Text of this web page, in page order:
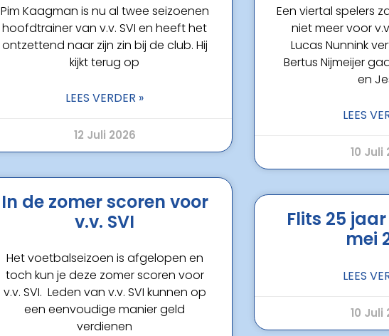
Pim Kaagman is nu al twee seizoenen
hoofdtrainer van v.v. SVI en heeft het
ontzettend naar zijn zin bij de club. Hij
kijkt terug op
LEES VERDER »
12 Juli 2026
Een viertal spelers
niet meer voor
Lucas Nunnink
Bertus Nijmeijer
en
LEES
10 Juli
In de zomer scoren voor
v.v. SVI
Het voetbalseizoen is afgelopen en
toch kun je deze zomer scoren voor
v.v. SVI. Leden van v.v. SVI kunnen op
een eenvoudige manier geld
verdienen
Flits 25
mei
LEES
10 Juli